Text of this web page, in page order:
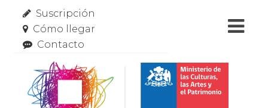
Suscripción
Cómo llegar
Contacto